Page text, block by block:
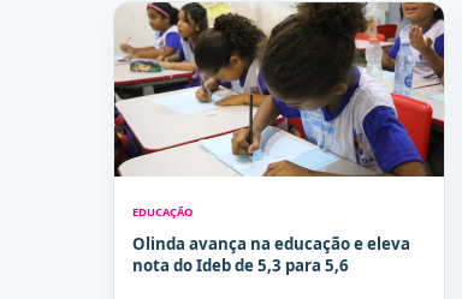
EDUCAÇÃO
Olinda avança na educação e eleva
nota do Ideb de 5,3 para 5,6